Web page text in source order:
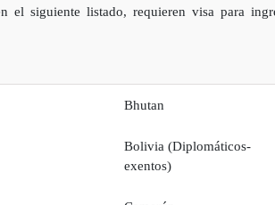
el siguiente listado, requieren visa para
Bhutan
Bolivia (Diplomáticos-
exentos)